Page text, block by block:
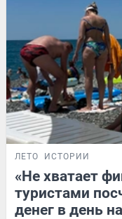
ЛЕТО ИСТОРИИ
«Не хватает
туристами
денег в день